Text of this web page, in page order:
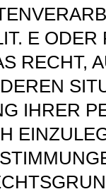
E
RECHT,
IHRER